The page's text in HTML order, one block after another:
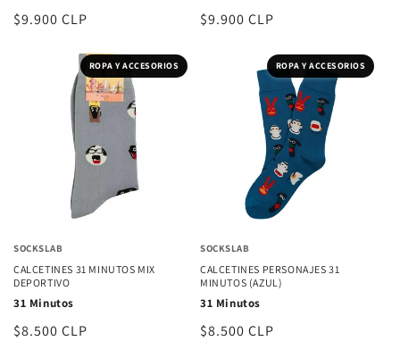
Precio
$9.900 CLP
Precio
$9.900 CLP
ROPA Y ACCESORIOS
SOCKSLAB
CALCETINES 31 MINUTOS MIX
DEPORTIVO
31 Minutos
Precio
$8.500 CLP
ROPA Y ACCESORIOS
SOCKSLAB
CALCETINES PERSONAJES 31
MINUTOS (AZUL)
31 Minutos
Precio
$8.500 CLP